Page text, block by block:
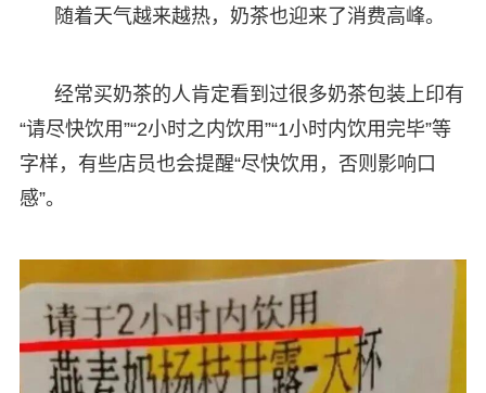
随着天气越来越热，奶茶也迎来了消费高峰。
经常买奶茶的人肯定看到过很多奶茶包装上印有
“请尽快饮用”“2小时之内饮用”“1小时内饮用完毕”等
字样，有些店员也会提醒“尽快饮用，否则影响口
感”。